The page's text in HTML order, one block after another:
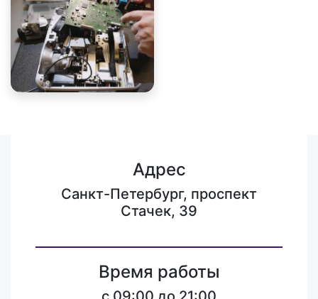
Адрес
Санкт-Петербург, проспект
Стачек, 39
Время работы